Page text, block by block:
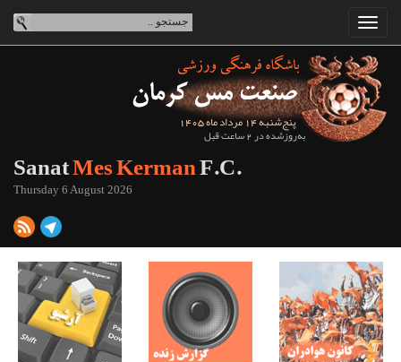
پنج‌شنبه 14 مرداد ماه 1405
به‌روزشده در 2 ساعت قبل
SanatMes KermanF.C.
Thursday 6 August 2026